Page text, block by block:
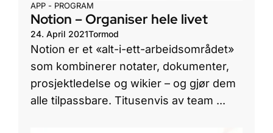
APP - PROGRAM
Notion – Organiser hele livet
24. April 2021Tormod
Notion er et «alt-i-ett-arbeidsområdet»
som kombinerer notater, dokumenter,
prosjektledelse og wikier – og gjør dem
alle tilpassbare. Titusenvis av team ...